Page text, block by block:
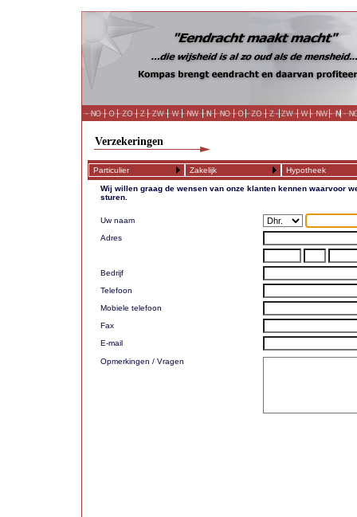
Verzekeringen
Particulier Zakelijk Hypotheek
Wij willen graag de wensen van onze klanten kennen waarvoor
sturen.
Uw naam
Adres
Bedrijf
Telefoon
Mobiele telefoon
Fax
E-mail
Opmerkingen / Vragen